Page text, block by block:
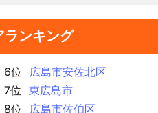
ランキング
6位
広島市安佐北区
7位
東広島市
8位
広島市佐伯区